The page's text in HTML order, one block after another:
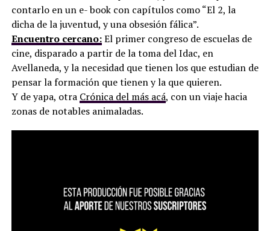
contarlo en un e- book con capítulos como “El 2, la
dicha de la juventud, y una obsesión fálica”.
Encuentro cercano:El primer congreso de escuelas de
cine, disparado a partir de la toma del Idac, en
Avellaneda, y la necesidad que tienen los que estudian de
pensar la formación que tienen y la que quieren.
Y de yapa, otra Crónica del más acá, con un viaje hacia
zonas de notables animaladas.